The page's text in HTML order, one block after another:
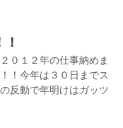
０１２年の仕事納めま
！今年は３０日までス
反動で年明けはガッツ